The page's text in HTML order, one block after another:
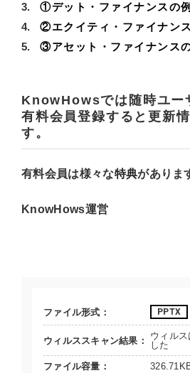
①デット・ファイナンスの例
②エクイティ・ファイナン
③アセット・ファイナンス
KnowHowsでは随時ユー
有料会員登録すると更新
す。
有料会員は様々な特典がありま
KnowHows運営
ファイル形式 PPTX
ウィルススキャン結果
ウィル
した
ファイル容量